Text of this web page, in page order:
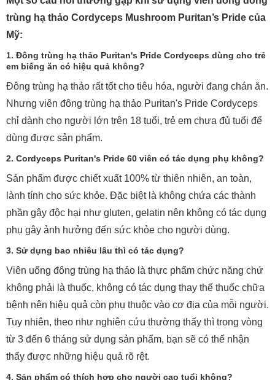
trùng hạ thảo Cordyceps Mushroom Puritan’s Pride của
Mỹ:
1. Đông trùng hạ thảo Puritan's Pride Cordyceps dùng cho trẻ
em biếng ăn có hiệu quả không?
Đông trùng hạ thảo rất tốt cho tiêu hóa, người đang chán ăn.
Nhưng viên đông trùng hạ thảo Puritan's Pride Cordyceps
chỉ dành cho người lớn trên 18 tuổi, trẻ em chưa đủ tuổi để
dùng được sản phẩm.
2. Cordyceps Puritan's Pride 60 viên có tác dụng phụ không?
Sản phẩm được chiết xuất 100% từ thiên nhiên, an toàn,
lành tính cho sức khỏe. Đặc biệt là không chứa các thành
phần gây độc hại như gluten, gelatin nên không có tác dụng
phụ gây ảnh hưởng đến sức khỏe cho người dùng.
3. Sử dụng bao nhiêu lâu thì có tác dụng?
Viên uống đông trùng hạ thảo là thực phẩm chức năng chứ
không phải là thuốc, không có tác dụng thay thế thuốc chữa
bệnh nên hiệu quả còn phụ thuộc vào cơ địa của mỗi người.
Tuy nhiên, theo như nghiên cứu thường thấy thì trong vòng
từ 3 đến 6 tháng sử dụng sản phẩm, bạn sẽ có thể nhận
thấy được những hiệu quả rõ rệt.
4. Sản phẩm có thích hợp cho người cao tuổi không?